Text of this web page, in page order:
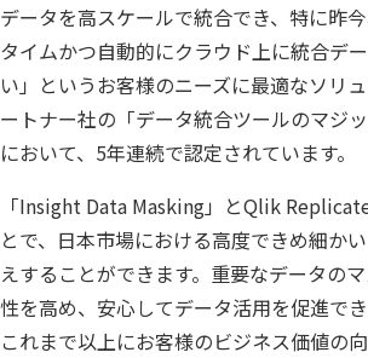
データを高スケールで統合でき、特に昨
タイムかつ自動的にクラウド上に統合デ
い」というお客様のニーズに最適なソリ
ートナー社の「データ統合ツールのマジ
において、5年連続で認定されています。
「Insight Data Masking」とQlik
とで、日本市場における高度できめ細か
えすることができます。重要なデータの
性を高め、安心してデータ活用を促進で
これまで以上にお客様のビジネス価値の